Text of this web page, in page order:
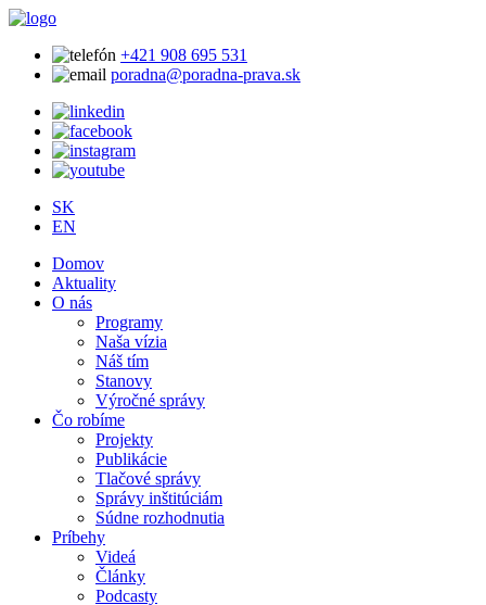
+421 908 695 531
poradna@poradna-prava.sk
SK
EN
Domov
Aktuality
O nás
Programy
Naša vízia
Náš tím
Stanovy
Výročné správy
Čo robíme
Projekty
Publikácie
Tlačové správy
Správy inštitúciám
Súdne rozhodnutia
Príbehy
Videá
Články
Podcasty